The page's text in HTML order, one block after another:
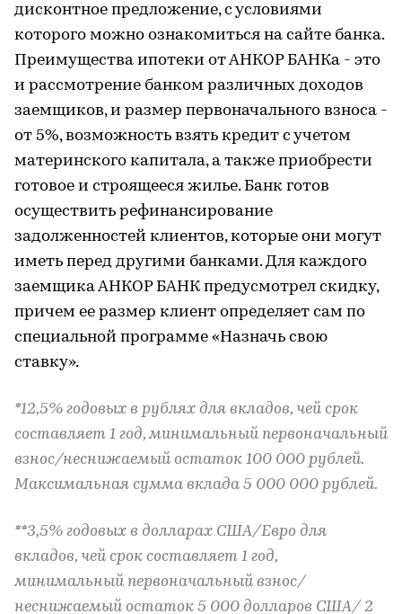
дисконтное предложение, с условиями
которого можно ознакомиться на сайте банка.
Преимущества ипотеки от АНКОР БАНКа - это
и рассмотрение банком различных доходов
заемщиков, и размер первоначального взноса -
от 5%, возможность взять кредит с учетом
материнского капитала, а также приобрести
готовое и строящееся жилье. Банк готов
осуществить рефинансирование
задолженностей клиентов, которые они могут
иметь перед другими банками. Для каждого
заемщика АНКОР БАНК предусмотрел скидку,
причем ее размер клиент определяет сам по
специальной программе «Назначь свою
ставку».
*12,5% годовых в рублях для вкладов, чей срок
составляет 1 год, минимальный первоначальный
взнос/неснижаемый остаток 100 000 рублей.
Максимальная сумма вклада 5 000 000 рублей.
**3,5% годовых в долларах США/Евро для
вкладов, чей срок составляет 1 год,
минимальный первоначальный взнос/
неснижаемый остаток 5 000 долларов США/ 2